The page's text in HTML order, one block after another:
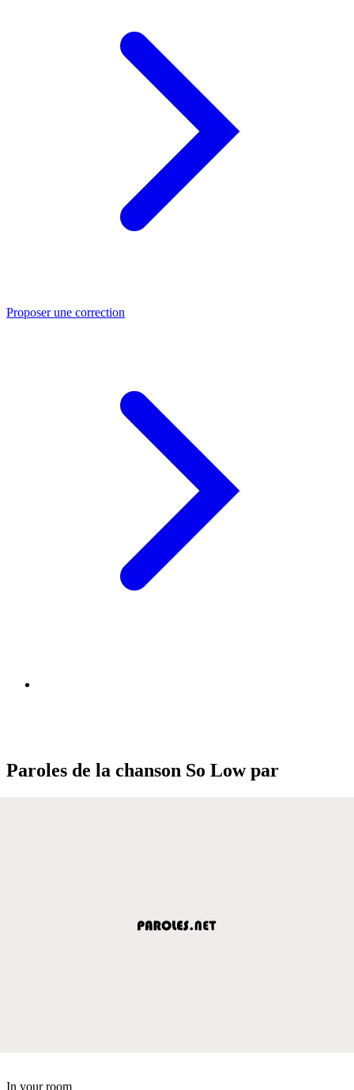
Proposer une correction
Paroles de la chanson So Low par
In your room